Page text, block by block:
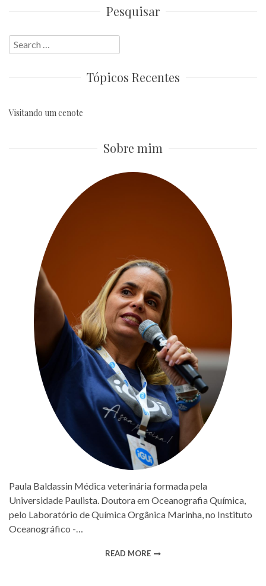
Pesquisar
Search
for:
Tópicos Recentes
Visitando um cenote
Sobre mim
Paula Baldassin Médica veterinária formada pela
Universidade Paulista. Doutora em Oceanografia Química,
pelo Laboratório de Química Orgânica Marinha, no Instituto
Oceanográfico -…
READ MORE